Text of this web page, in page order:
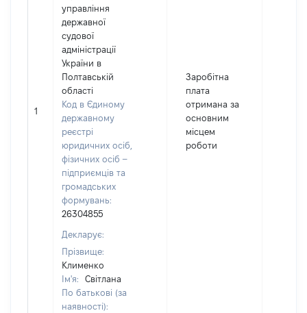
1
управління
державної
судової
адміністрації
України в
Полтавській
області
Код в Єдиному
державному
реєстрі
юридичних осіб,
фізичних осіб –
підприємців та
громадських
формувань:
26304855
Декларує:
Прізвище:
Клименко
Ім'я:
Світлана
По батькові (за
наявності):
Заробітна
плата
отримана за
основним
місцем
роботи